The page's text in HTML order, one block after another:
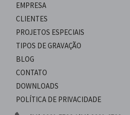
EMPRESA
CLIENTES
PROJETOS ESPECIAIS
TIPOS DE GRAVAÇÃO
BLOG
CONTATO
DOWNLOADS
POLÍTICA DE PRIVACIDADE